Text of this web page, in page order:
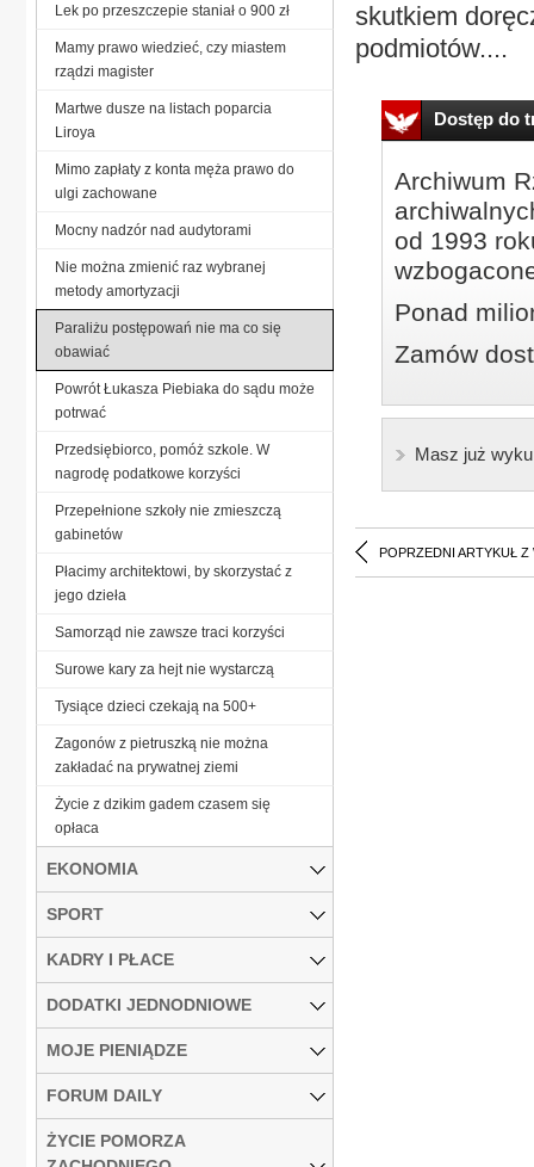
skutkiem
podmiotów....
Dostęp do
Archiwum
od 1993
Ponad
Zamów
Masz już
POPRZEDNI ARTYKUŁ Z
Lek po przeszczepie staniał o 900 zł
Mamy prawo wiedzieć, czy miastem
rządzi magister
Martwe dusze na listach poparcia
Liroya
Mimo zapłaty z konta męża prawo do
ulgi zachowane
Mocny nadzór nad audytorami
Nie można zmienić raz wybranej
metody amortyzacji
Paraliżu postępowań nie ma co się
obawiać
Powrót Łukasza Piebiaka do sądu może
potrwać
Przedsiębiorco, pomóż szkole. W
nagrodę podatkowe korzyści
Przepełnione szkoły nie zmieszczą
gabinetów
Płacimy architektowi, by skorzystać z
jego dzieła
Samorząd nie zawsze traci korzyści
Surowe kary za hejt nie wystarczą
Tysiące dzieci czekają na 500+
Zagonów z pietruszką nie można
zakładać na prywatnej ziemi
Życie z dzikim gadem czasem się
opłaca
EKONOMIA
SPORT
KADRY I PŁACE
DODATKI JEDNODNIOWE
MOJE PIENIĄDZE
FORUM DAILY
ŻYCIE POMORZA